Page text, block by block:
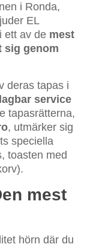
i Ronda,
EL
ett av de mest
sig genom
deras tapas i
service
tapasrätterna,
, utmärker sig
speciella
toasten med
mest
hörn där du